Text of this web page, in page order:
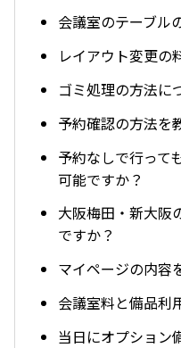
会議室のテーブル
レイアウト変更の
ゴミ処理の方法に
予約確認の方法を
予約なしで行って
可能ですか？
大阪梅田・新大阪
ですか？
マイページの内容
会議室料と備品利
当日にオプション